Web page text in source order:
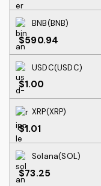
BNB(BNB)
$590.94
USDC(USDC)
$1.00
XRP(XRP)
$1.01
Solana(SOL)
$73.25